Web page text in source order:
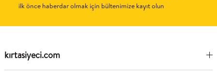
ilk önce haberdar olmak için bültenimize kayıt olun
kırtasiyeci.com